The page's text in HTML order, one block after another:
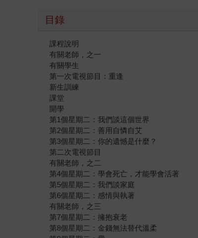
目錄
課程說明
有關老師，之一
有關學生
第一次電視節目：重逢
新生訓練
課堂
開學
第1個星期二：我們談這個世界
第2個星期二：善用自憐自艾
第3個星期二：你的遺憾是什麼？
第二次電視節目
有關老師，之二
第4個星期二：學會死亡，才能學會活著
第5個星期二：我們談家庭
第6個星期二：感情與執著
有關老師，之三
第7個星期二：擁抱衰老
第8個星期二：金錢無法替代溫柔